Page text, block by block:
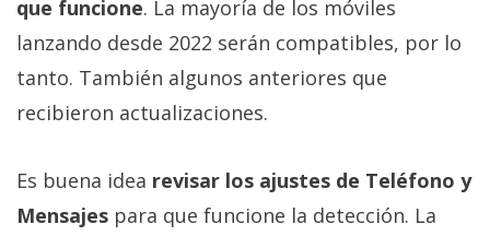
que funcione. La mayoría de los móviles
lanzando desde 2022 serán compatibles, por lo
tanto. También algunos anteriores que
recibieron actualizaciones.
Es buena idea revisar los ajustes de Teléfono y
Mensajes para que funcione la detección. La